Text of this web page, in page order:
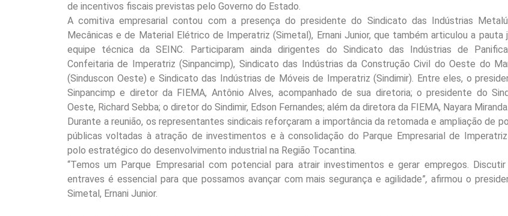
de incentivos fiscais previstas pelo Governo do Estado.
A comitiva empresarial contou com a presença do presidente do Sindicato das Indústrias
Mecânicas e de Material Elétrico de Imperatriz (Simetal), Ernani Junior, que também articulou a pauta
equipe técnica da SEINC. Participaram ainda dirigentes do Sindicato das Indústrias de
Confeitaria de Imperatriz (Sinpancimp), Sindicato das Indústrias da Construção Civil do Oeste do
(Sinduscon Oeste) e Sindicato das Indústrias de Móveis de Imperatriz (Sindimir). Entre eles, o
Sinpancimp e diretor da FIEMA, Antônio Alves, acompanhado de sua diretoria; o presidente do
Oeste, Richard Sebba; o diretor do Sindimir, Edson Fernandes; além da diretora da FIEMA, Nayara Miranda.
Durante a reunião, os representantes sindicais reforçaram a importância da retomada e ampliação de
públicas voltadas à atração de investimentos e à consolidação do Parque Empresarial de
polo estratégico do desenvolvimento industrial na Região Tocantina.
“Temos um Parque Empresarial com potencial para atrair investimentos e gerar empregos.
entraves é essencial para que possamos avançar com mais segurança e agilidade”,afirmou o
Simetal, Ernani Junior.